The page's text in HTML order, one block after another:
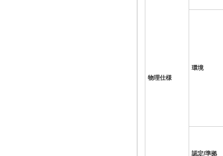
物理仕様
環境
認定/準拠